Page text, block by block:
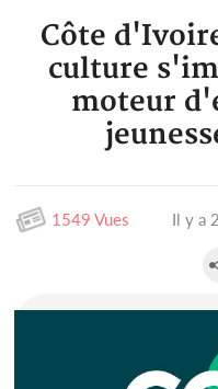
Côte
culture
moteur
1549 Vues Il y a